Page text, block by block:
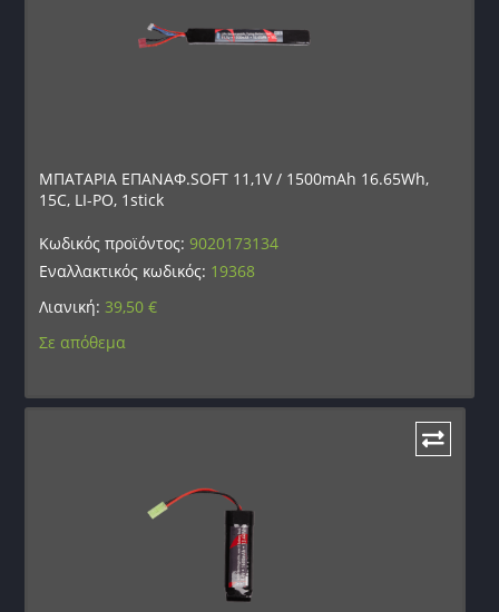
ΜΠΑΤΑΡΙΑ ΕΠΑΝΑΦ.SOFT 11,1V / 1500mAh 16.65Wh,
15C, LI-PO, 1stick
Κωδικός προϊόντος:9020173134
Εναλλακτικός κωδικός: 19368
Λιανική: 39,50€
Σε απόθεμα